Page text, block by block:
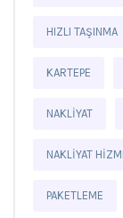
HIZLI TAŞINMA
KARTEPE
NAKLIYAT
NAKLIYAT
PAKETLEME